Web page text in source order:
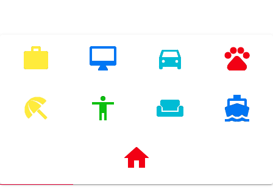
EMPLOI MULTIMEDIA VEHICULES ANIMAUX
LOISIRS MODE HABITAT NAUTISME
IMMOBILIERS